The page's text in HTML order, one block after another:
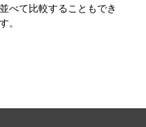
べて比較することもでき
。